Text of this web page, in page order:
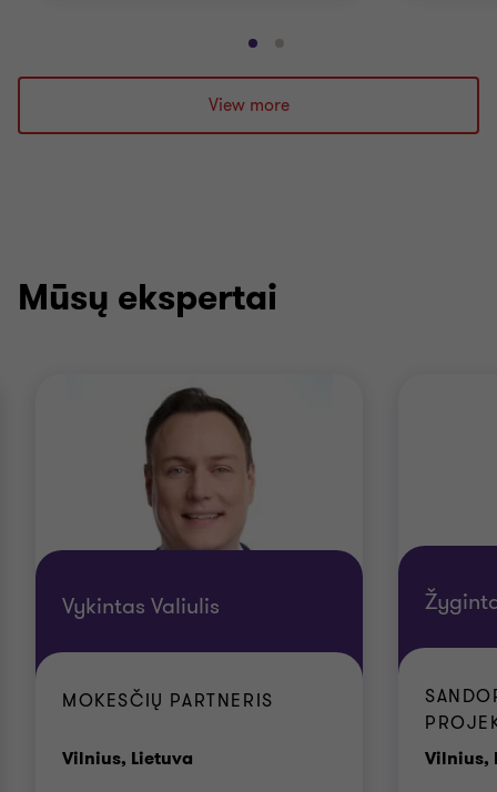
Eiti
į
skaidrę
1
Eiti
į
skaidrę
2
View more
Mūsų ekspertai
Vykintas Valiulis
MOKESČIŲ PARTNERIS
Vilnius, Lietuva Vilnius,